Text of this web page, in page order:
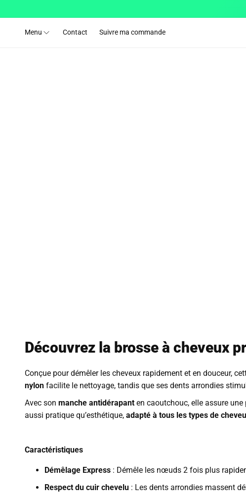
Menu Contact Suivre ma commande
Découvrez la brosse à cheveux
Conçue pour démêler les cheveux rapidement et en douceur,
nylon facilite le nettoyage, tandis que ses dents arrondies
Avec son manche antidérapanten caoutchouc, elle assure
aussi pratique qu’esthétique, adapté à tous les types de
Caractéristiques
Démêlage Express : Démêle les nœuds 2 fois plus
Respect du cuir chevelu : Les dents arrondies massent